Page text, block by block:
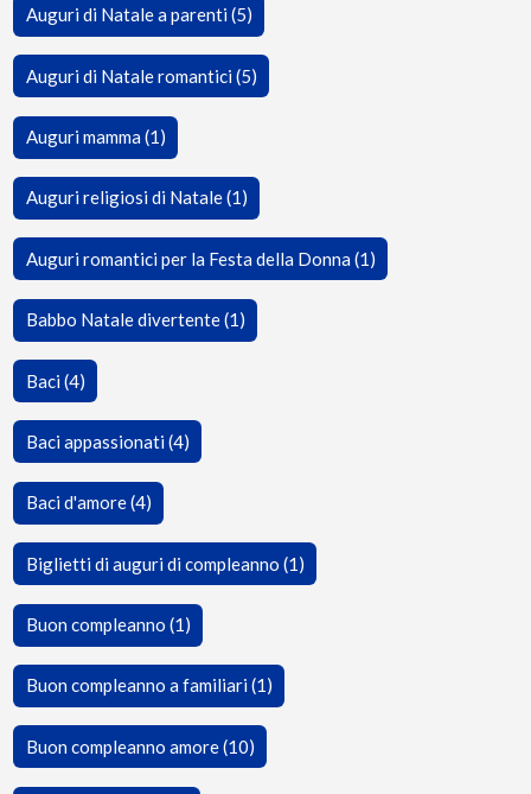
Auguri di Natale a parenti (5)
Auguri di Natale romantici (5)
Auguri mamma (1)
Auguri religiosi di Natale (1)
Auguri romantici per la Festa della Donna (1)
Babbo Natale divertente (1)
Baci (4)
Baci appassionati (4)
Baci d'amore (4)
Biglietti di auguri di compleanno (1)
Buon compleanno (1)
Buon compleanno a familiari (1)
Buon compleanno amore (10)